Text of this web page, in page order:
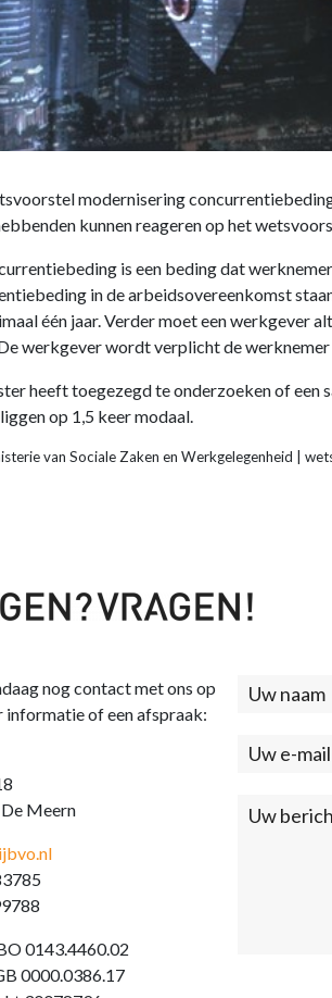
modernisering
kunnen reageren op het
is een beding dat
in de arbeidsovereenkomst
één jaar. Verder moet een werkgever
werkgever wordt verplicht de
heeft toegezegd te onderzoeken of een
op 1,5 keer modaal.
van Sociale Zaken en Werkgelegenheid |
nog contact met ons op
informatie of een afspraak:
Meern
0143.4460.02
0000.0386.17
Contact